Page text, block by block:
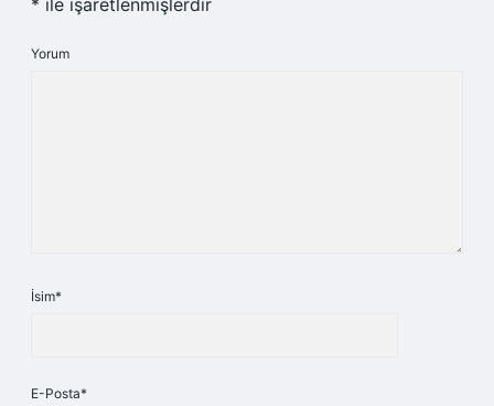
* ile işaretlenmişlerdir
Yorum
İsim*
E-Posta*